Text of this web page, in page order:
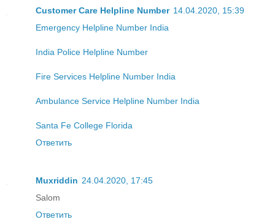
Customer Care Helpline Number 14.04.2020, 15:39
Emergency Helpline Number India
India Police Helpline Number
Fire Services Helpline Number India
Ambulance Service Helpline Number India
Santa Fe College Florida
Ответить
Muxriddin 24.04.2020, 17:45
Salom
Ответить